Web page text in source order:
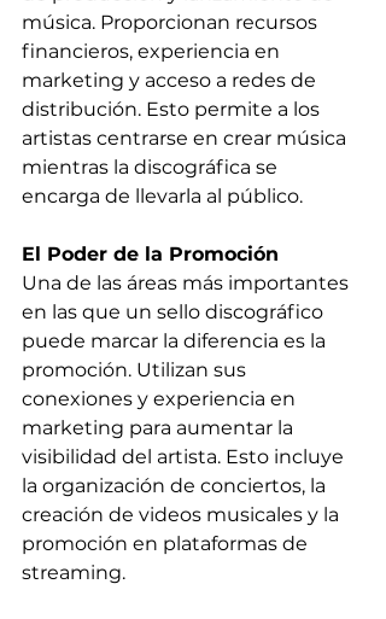
música. Proporcionan recursos
financieros, experiencia en
marketing y acceso a redes de
distribución. Esto permite a los
artistas centrarse en crear música
mientras la discográfica se
encarga de llevarla al público.
El Poder de la Promoción
Una de las áreas más importantes
en las que un sello discográfico
puede marcar la diferencia es la
promoción. Utilizan sus
conexiones y experiencia en
marketing para aumentar la
visibilidad del artista. Esto incluye
la organización de conciertos, la
creación de videos musicales y la
promoción en plataformas de
streaming.